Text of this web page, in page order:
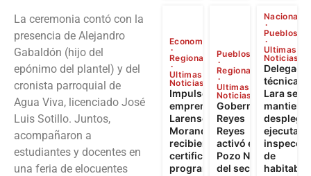
La ceremonia contó con la
presencia de Alejandro
Gabaldón (hijo del
epónimo del plantel) y del
cronista parroquial de
Agua Viva, licenciado José
Luis Sotillo. Juntos,
acompañaron a
estudiantes y docentes en
una feria de elocuentes
Economía
Regional
Ultimas
Noticias
Impulso al
emprendimiento
Larense: 262
Morandinos
recibieron
certificados del
programa
Pueblos
Regional
Ultimas
Noticias
Gobernador
Reyes
Reyes
activó el
Pozo N°3
del sector El
Nacional
Pueblos
Ultimas
Noticias
técnica
Lara se
mantiene
ejecuta
de